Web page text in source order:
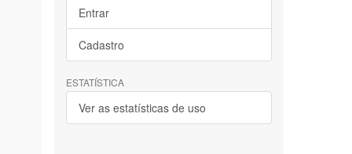
Entrar
Cadastro
ESTATÍSTICA
Ver as estatísticas de uso